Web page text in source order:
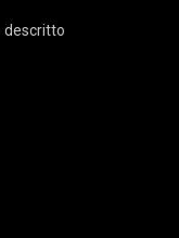
descritto